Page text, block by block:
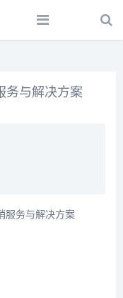
务与解决方案
服务与解决方案